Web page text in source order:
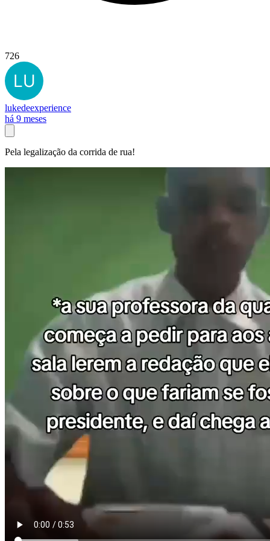
726
lukedeexperience
há 9 meses
Pela legalização da corrida de rua!